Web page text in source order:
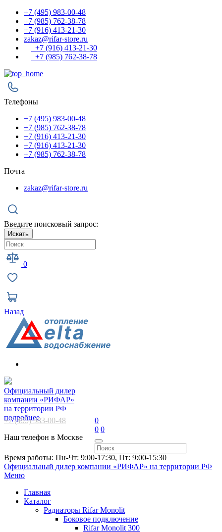
+7 (495) 983-00-48
+7 (985) 762-38-78
+7 (916) 413-21-30
zakaz@rifar-store.ru
+7 (916) 413-21-30
+7 (985) 762-38-78
Телефоны
+7 (495) 983-00-48
+7 (985) 762-38-78
+7 (916) 413-21-30
+7 (916) 413-21-30
+7 (985) 762-38-78
Почта
zakaz@rifar-store.ru
Введите поисковый запрос:
Искать
0
Назад
Официальный дилер
компании «РИФАР»
на территории РФ
подробнее
+7 (495) 983-00-48
Наш телефон в Москве
0
0 0
Время работы: Пн-Чт: 9:00-17:30, Пт: 9:00-15:30
Официальный дилер компании «РИФАР» на территории РФ
Меню
Главная
Каталог
Радиаторы Rifar Monolit
Боковое подключение
Rifar Monolit 300